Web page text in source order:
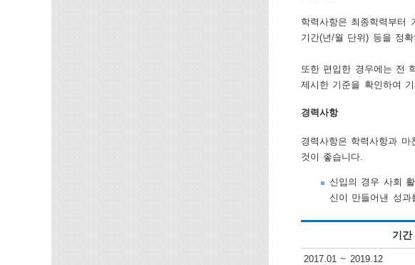
학력사항은 최종학력부터
기간(년/월 단위) 등을 정
또한 편입한 경우에는 전
제시한 기준을 확인하여
경력사항
경력사항은 학력사항과
것이 좋습니다.
신입의 경우 사회
신이 만들어낸 성과
기간
2017.01 ~ 2019.12